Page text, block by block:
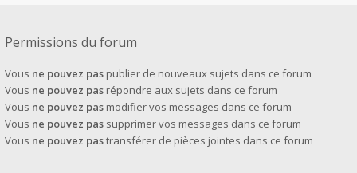
Permissions du forum
Vous ne pouvez pas publier de nouveaux sujets dans ce forum
Vous ne pouvez pas répondre aux sujets dans ce forum
Vous ne pouvez pas modifier vos messages dans ce forum
Vous ne pouvez pas supprimer vos messages dans ce forum
Vous ne pouvez pastransférer de pièces jointes dans ce forum